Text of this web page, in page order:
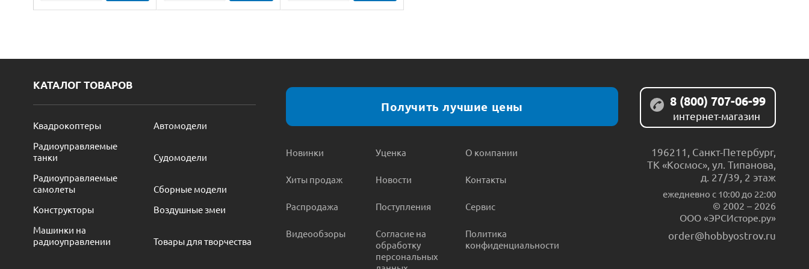
КАТАЛОГ ТОВАРОВ
Квадрокоптеры
Автомодели
Радиоуправляемые
танки
Судомодели
Радиоуправляемые
самолеты
Сборные модели
Конструкторы
Воздушные змеи
Машинки на
радиоуправлении
Товары для творчества
Получить лучшие цены
Новинки
Хиты продаж
Распродажа
Видеообзоры
Уценка
Новости
Поступления
Согласие на
обработку
персональных
О компании
Контакты
Сервис
Политика
конфиденциальности
8 (800) 707-06-99
интернет-магазин
196211 Санкт-Петербург,
ТК «Космос», ул. Типанова,
д. 27/39, 2 этаж
ежедневно c 10:00 до 22:00
© 2002 – 2026
ООО «ЭРСИсторе.ру»
order@hobbyostrov.ru